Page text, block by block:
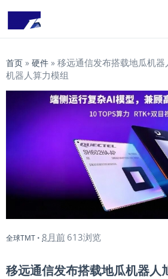
首页 » 硬件 » 移远通信发布搭载地瓜机
机器人算力模组
全球TMT • 8月前 613浏览
移远通信发布搭载地瓜机器人